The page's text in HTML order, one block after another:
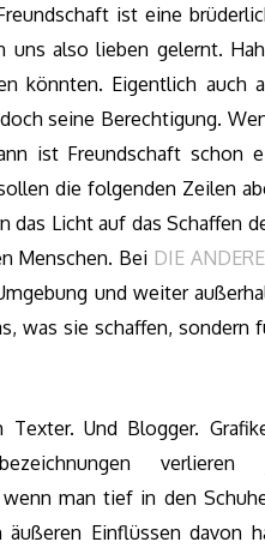
ist eine
uns also lieben gelernt.
könnten. Eigentlich auch
seine Berechtigung.
ist Freundschaft schon
die folgenden Zeilen
das Licht auf das Schaffen
Menschen. Bei DIE
und weiter
was sie schaffen, sondern
Und Blogger.
verlieren
man tief in den
Einflüssen davon